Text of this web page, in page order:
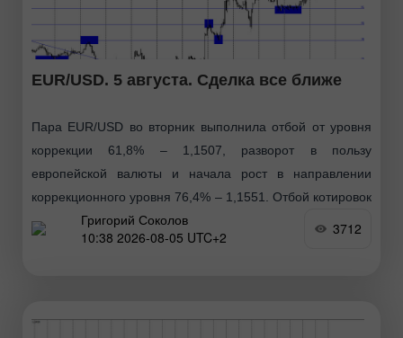
EUR/USD. 5 августа. Сделка все ближе
Пара EUR/USD во вторник выполнила отбой от уровня
коррекции 61,8% – 1,1507, разворот в пользу
европейской валюты и начала рост в направлении
коррекционного уровня 76,4% – 1,1551. Отбой котировок
сегодня
Григорий Соколов
10:38 2026-08-05 UTC+2
3712